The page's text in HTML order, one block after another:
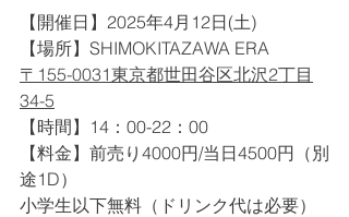
【開催日】2025年4月12日(土)
【場所】SHIMOKITAZAWA ERA
〒155-0031東京都世田谷区北沢2丁目
34-5
【時間】14：00-22：00
【料金】前売り4000円/当日4500円（別
途1D）
小学生以下無料（ドリンク代は必要）